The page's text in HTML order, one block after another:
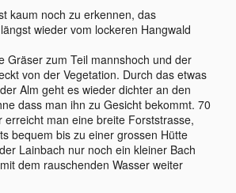
kaum noch zu erkennen, das
wieder vom lockeren Hangwald
Gräser zum Teil mannshoch und der
von der Vegetation. Durch das etwas
Alm geht es wieder dichter an den
dass man ihn zu Gesicht bekommt. 70
erreicht man eine breite Forststrasse,
bequem bis zu einer grossen Hütte
Lainbach nur noch ein kleiner Bach
dem rauschenden Wasser weiter